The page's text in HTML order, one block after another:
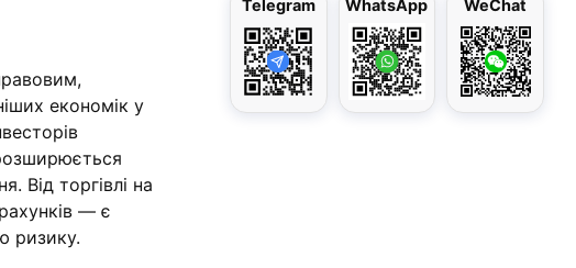
економік у
Від торгівлі на
— є
ризику.
Telegram WhatsApp WeChat